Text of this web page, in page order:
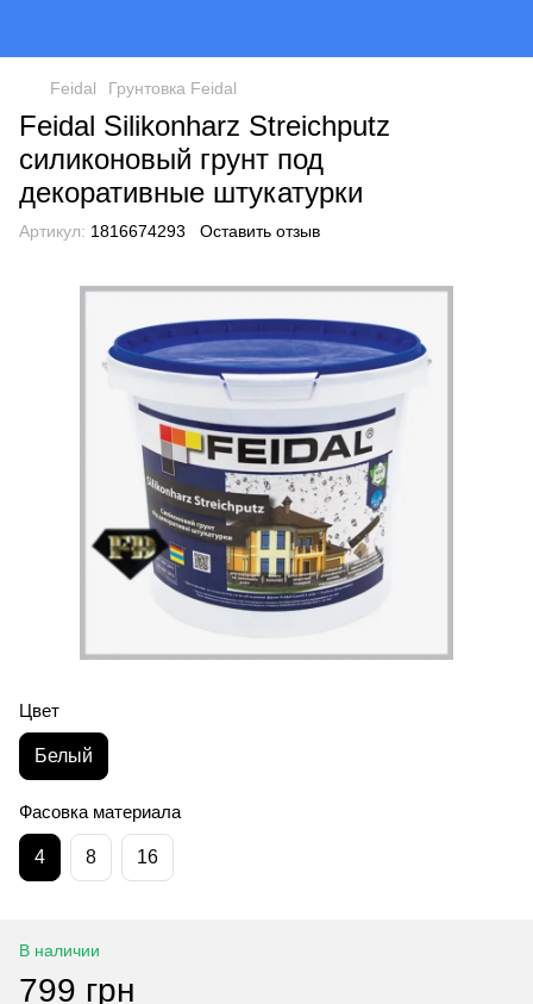
Feidal Грунтовка Feidal
Feidal Silikonharz Streichputz
силиконовый грунт под
декоративные штукатурки
Артикул: 1816674293 Оставить отзыв
Цвет
Белый
Фасовка материала
4 8 16
В наличии
799 грн